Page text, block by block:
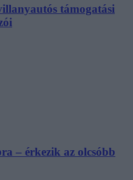
támogatási
– érkezik az olcsóbb